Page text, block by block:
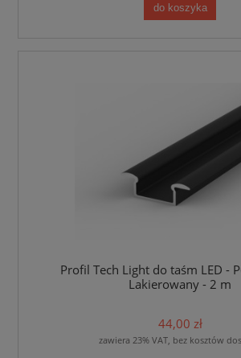
do koszyka
Profil Tech Light do taśm LED -
Lakierowany - 2 m
44,00 zł
zawiera 23% VAT, bez kosztów